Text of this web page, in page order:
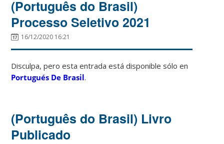
(Português do Brasil)
Processo Seletivo 2021
16/12/2020 16:21
Disculpa, pero esta entrada está disponible sólo en
Portugués De Brasil.
(Português do Brasil) Livro
Publicado